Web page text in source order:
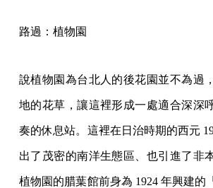
路過：植物園
說植物園為台北人的後花園並不為過
地的花草，讓這裡形成一處適合深深
奏的休息站。這裡在日治時期的西元
出了茂密的南洋生態區、也引進了非
植物園的腊葉館前身為 1924 年興建的